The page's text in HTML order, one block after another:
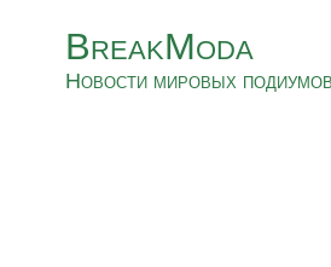
BreakModa
Новости мировых подиумов